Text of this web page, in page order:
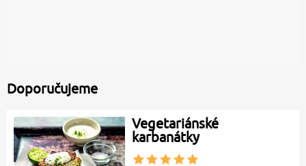
Doporučujeme
Vegetariánské
karbanátky